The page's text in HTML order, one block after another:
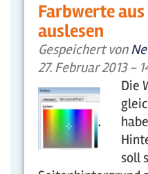
Farbwerte
auslesen
Gespeichert von
27. Februar 2013 -
Die
soll